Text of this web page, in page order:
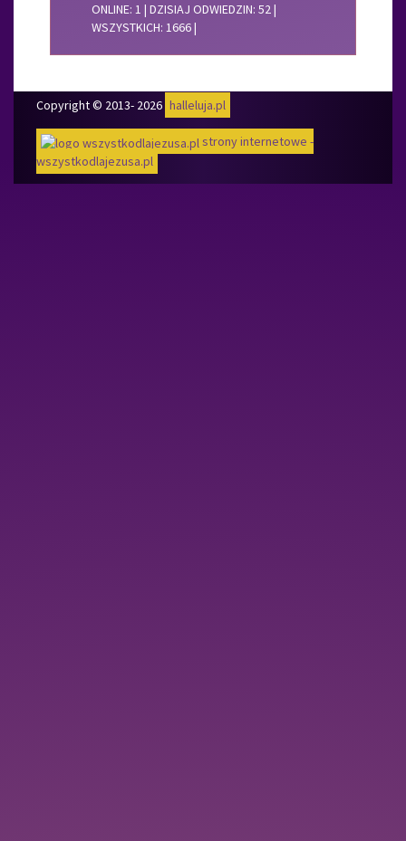
ONLINE: 1 | DZISIAJ ODWIEDZIN: 52|
WSZYSTKICH: 1666|
Copyright © 2013- 2026 halleluja.pl
strony internetowe -
wszystkodlajezusa.pl